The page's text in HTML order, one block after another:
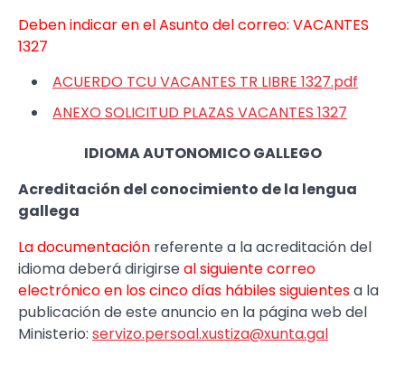
Deben indicar en el Asunto del correo: VACANTES
1327
ACUERDO TCU VACANTES TR LIBRE 1327.pdf
ANEXO SOLICITUD PLAZAS VACANTES 1327
IDIOMA AUTONOMICO GALLEGO
Acreditación del conocimiento de la lengua
gallega
La documentación referente a la acreditación del
idioma deberá dirigirseal siguiente correo
electrónico en los cinco días hábiles siguientesa la
publicación de este anuncio en la página web del
Ministerio: servizo.persoal.xustiza@xunta.gal